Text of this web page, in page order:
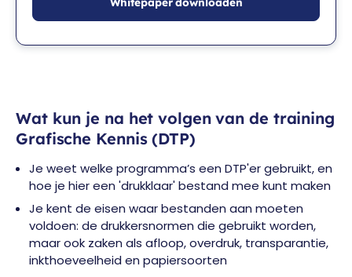
Wat kun je na het volgen van de training
Grafische Kennis (DTP)
Je weet welke programma’s een DTP'er gebruikt, en
hoe je hier een 'drukklaar' bestand mee kunt maken
Je kent de eisen waar bestanden aan moeten
voldoen: de drukkersnormen die gebruikt worden,
maar ook zaken als afloop, overdruk, transparantie,
inkthoeveelheid en papiersoorten